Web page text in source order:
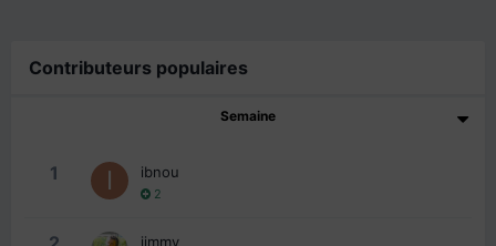
Contributeurs populaires
Semaine
1 ibnou
2
jimmy